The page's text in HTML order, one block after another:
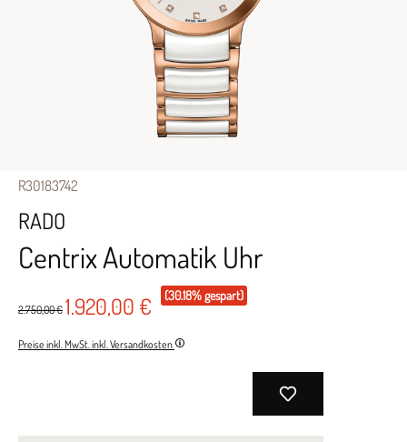
R30183742
RADO
Centrix Automatik Uhr
2.750,00 € 1.920,00 € (30.18% gespart)
Preise inkl. MwSt. inkl. Versandkosten